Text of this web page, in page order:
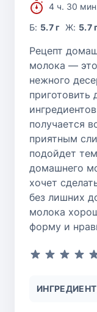
4 ч. 30
Б: 5.7 г Ж: 5.7 г
Рецепт
молока —
нежного
приготовить
получается
приятным
подойдет
домашнего
хочет
без лишних
молока
форму и